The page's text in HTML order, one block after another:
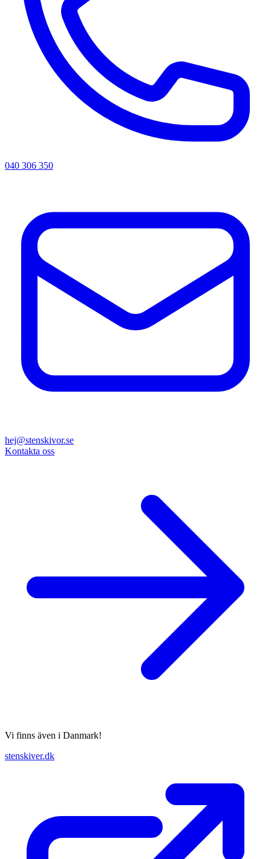
040 306 350
hej@stenskivor.se
Kontakta oss
Vi finns även i Danmark!
stenskiver.dk